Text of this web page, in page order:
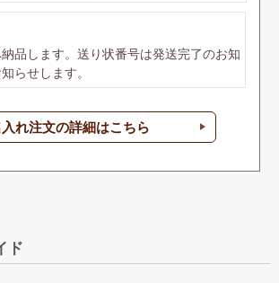
品します。送り状番号は発送完了のお知
らせします。
れ注文の詳細はこちら
ド